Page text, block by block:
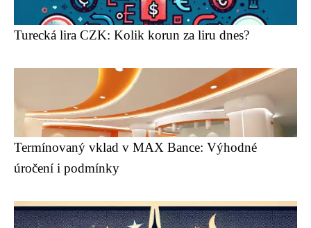
Turecká lira CZK: Kolik korun za liru dnes?
Termínovaný vklad v MAX Bance: Výhodné
úročení i podmínky